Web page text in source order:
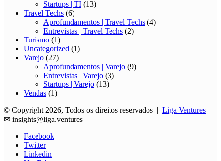
Startups | TI (13)
Travel Techs (6)
Aprofundamentos | Travel Techs (4)
Entrevistas | Travel Techs (2)
Turismo (1)
Uncategorized (1)
Varejo (27)
Aprofundamentos | Varejo (9)
Entrevistas | Varejo (3)
Startups | Varejo (13)
Vendas (1)
© Copyright 2026, Todos os direitos reservados | Liga Ventures
✉ insights@liga.ventures
Facebook
Twitter
Linkedin